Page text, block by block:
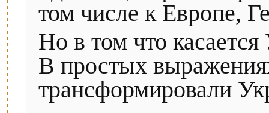
том числе к Европе,
Но в том что
В простых
трансформировали